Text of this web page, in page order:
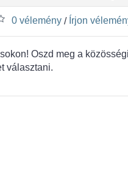
0 vélemény / Írjon
Oszd meg a
választani.